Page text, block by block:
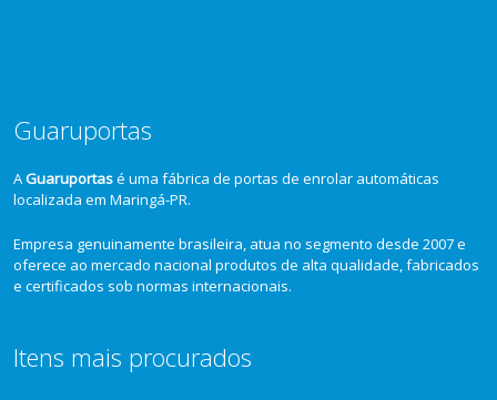
Guaruportas
AGuaruportasé uma fábrica de portas de enrolar automáticas
localizada em Maringá-PR.
Empresa genuinamente brasileira, atua no segmento desde 2007 e
oferece ao mercado nacional produtos de alta qualidade, fabricados
e certificados sob normas internacionais.
Itens mais procurados